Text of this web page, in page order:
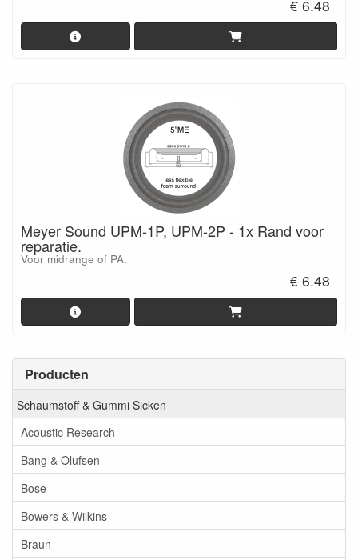
Producten
Schaumstoff & Gummi Sicken
Acoustic Research
Bang & Olufsen
Bose
Bowers & Wilkins
Braun
€ 6.48
Meyer Sound UPM-1P, UPM-2P - 1x Rand voor
reparatie.
Voor midrange of PA.
€ 6.48